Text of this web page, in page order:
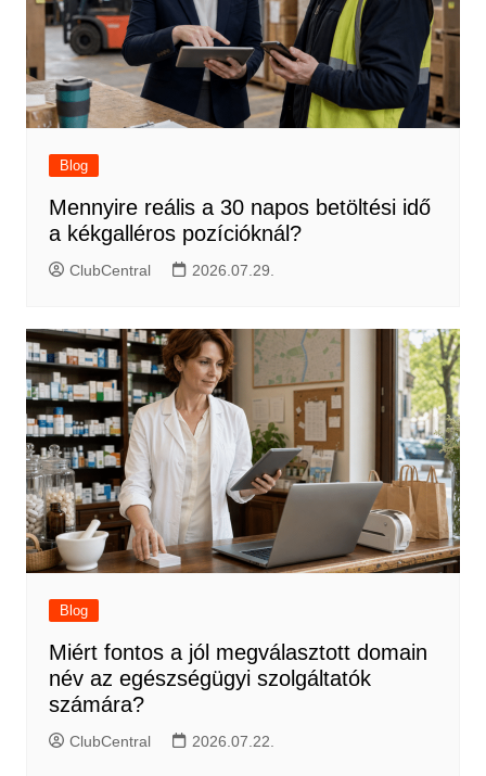
Blog
Mennyire reális a 30 napos betöltési idő
a kékgalléros pozícióknál?
ClubCentral 2026.07.29.
Blog
Miért fontos a jól megválasztott domain
név az egészségügyi szolgáltatók
számára?
ClubCentral 2026.07.22.